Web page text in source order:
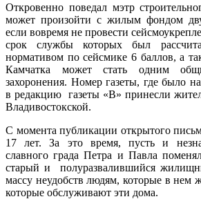
Откровенно поведал мэтр
может произойти с жилым фондом
если вовремя не провести
срок службы которых был
нормативом по сейсмике 6 баллов, а
Камчатка может стать одним
захоронения. Номер газеты, где было
в редакцию газеты «В» принесли
Владивостокской.
С момента публикации открытого
17 лет. За это время, пусть и
славного града Петра и Павла
старый и полуразвалившийся
массу неудобств людям, которые в нем
которые обслуживают эти дома.